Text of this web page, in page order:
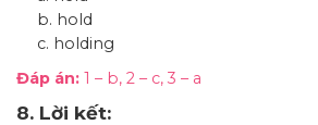
b. hold
c. holding
Đáp án: 1 – b, 2 – c, 3 – a
8. Lời kết: